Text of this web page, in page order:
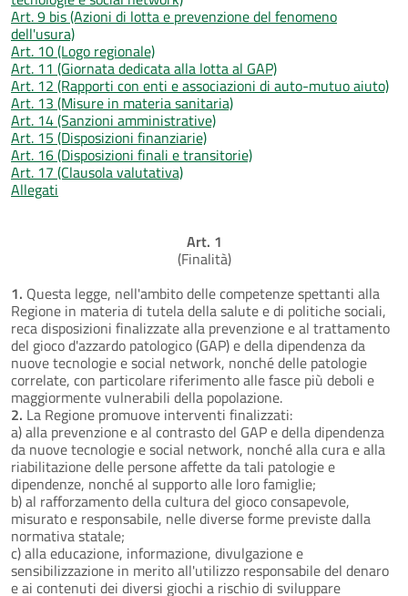
Art. 9 bis (Azioni di lotta e prevenzione del fenomeno
dell'usura)
Art. 10 (Logo regionale)
Art. 11 (Giornata dedicata alla lotta al GAP)
Art. 12 (Rapporti con enti e associazioni di auto-mutuo aiuto)
Art. 13 (Misure in materia sanitaria)
Art. 14 (Sanzioni amministrative)
Art. 15 (Disposizioni finanziarie)
Art. 16 (Disposizioni finali e transitorie)
Art. 17 (Clausola valutativa)
Allegati
Art. 1
(Finalità)
1. Questa legge, nell'ambito delle competenze spettanti alla
Regione in materia di tutela della salute e di politiche sociali,
reca disposizioni finalizzate alla prevenzione e al trattamento
del gioco d'azzardo patologico (GAP) e della dipendenza da
nuove tecnologie e social network, nonché delle patologie
correlate, con particolare riferimento alle fasce più deboli e
maggiormente vulnerabili della popolazione.
2. La Regione promuove interventi finalizzati:
a) alla prevenzione e al contrasto del GAP e della dipendenza
da nuove tecnologie e social network, nonché alla cura e alla
riabilitazione delle persone affette da tali patologie e
dipendenze, nonché al supporto alle loro famiglie;
b) al rafforzamento della cultura del gioco consapevole,
misurato e responsabile, nelle diverse forme previste dalla
normativa statale;
c) alla educazione, informazione, divulgazione e
sensibilizzazione in merito all'utilizzo responsabile del denaro
e ai contenuti dei diversi giochi a rischio di sviluppare